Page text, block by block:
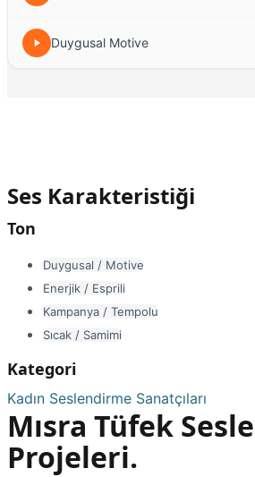
Duygusal Motive
Ses Karakteristiği
Ton
Duygusal / Motive
Enerjik / Esprili
Kampanya / Tempolu
Sıcak / Samimi
Kategori
Kadın Seslendirme Sanatçıları
Mısra Tüfek
Projeleri.